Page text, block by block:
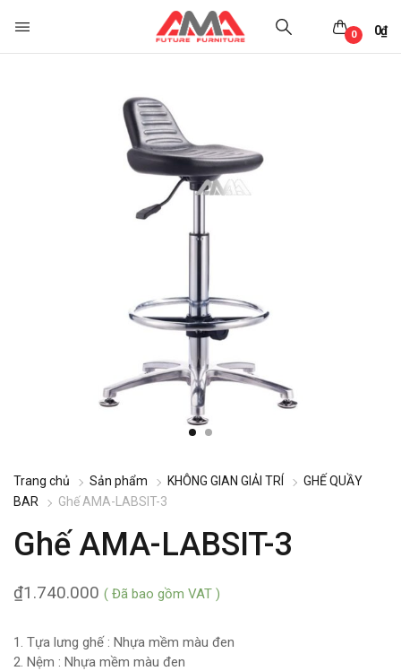
0₫
0
Trang chủ Sản phẩm KHÔNG GIAN GIẢI TRÍ
GHẾ QUẦY
BAR
Ghế AMA-LABSIT-3
Ghế AMA-LABSIT-3
1.740.000
₫ ( Đã bao gồm VAT )
1. Tựa lưng ghế : Nhựa mềm màu đen
2. Nệm : Nhựa mềm màu đen